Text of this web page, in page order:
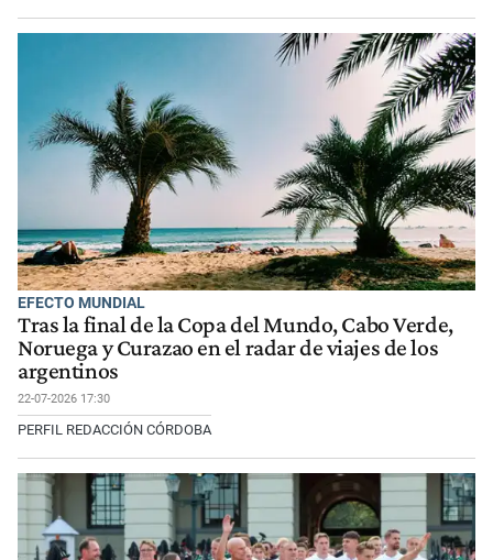
EFECTO MUNDIAL
Tras la final de la Copa del Mundo, Cabo Verde,
Noruega y Curazao en el radar de viajes de los
argentinos
22-07-2026 17:30
PERFIL REDACCIÓN CÓRDOBA